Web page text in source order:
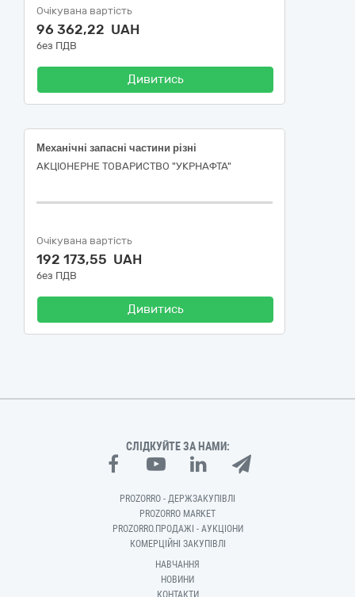
Очікувана вартість
96 362,22 UAH
без ПДВ
Дивитись
Механічні запасні частини різні
АКЦІОНЕРНЕ ТОВАРИСТВО "УКPНAФТА"
Очікувана вартість
192 173,55 UAH
без ПДВ
Дивитись
СЛІДКУЙТЕ ЗА НАМИ:
PROZORRO - ДЕРЖЗАКУПІВЛІ
PROZORRO MARKET
PROZORRO.ПРОДАЖІ - АУКЦІОНИ
КОМЕРЦІЙНІ ЗАКУПІВЛІ
НАВЧАННЯ
НОВИНИ
КОНТАКТИ